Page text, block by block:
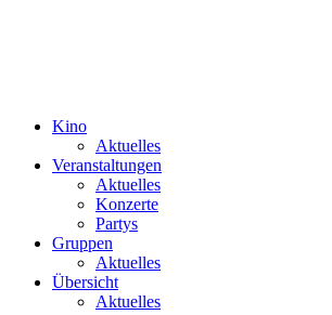
Kino
Aktuelles
Veranstaltungen
Aktuelles
Konzerte
Partys
Gruppen
Aktuelles
Übersicht
Aktuelles